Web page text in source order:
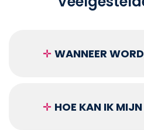
✛ WANNEER
✛ HOE KAN IK MIJN